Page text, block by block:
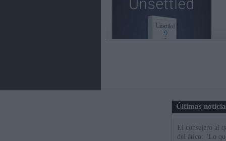
Últimas
El consejero al
del ático: "Lo